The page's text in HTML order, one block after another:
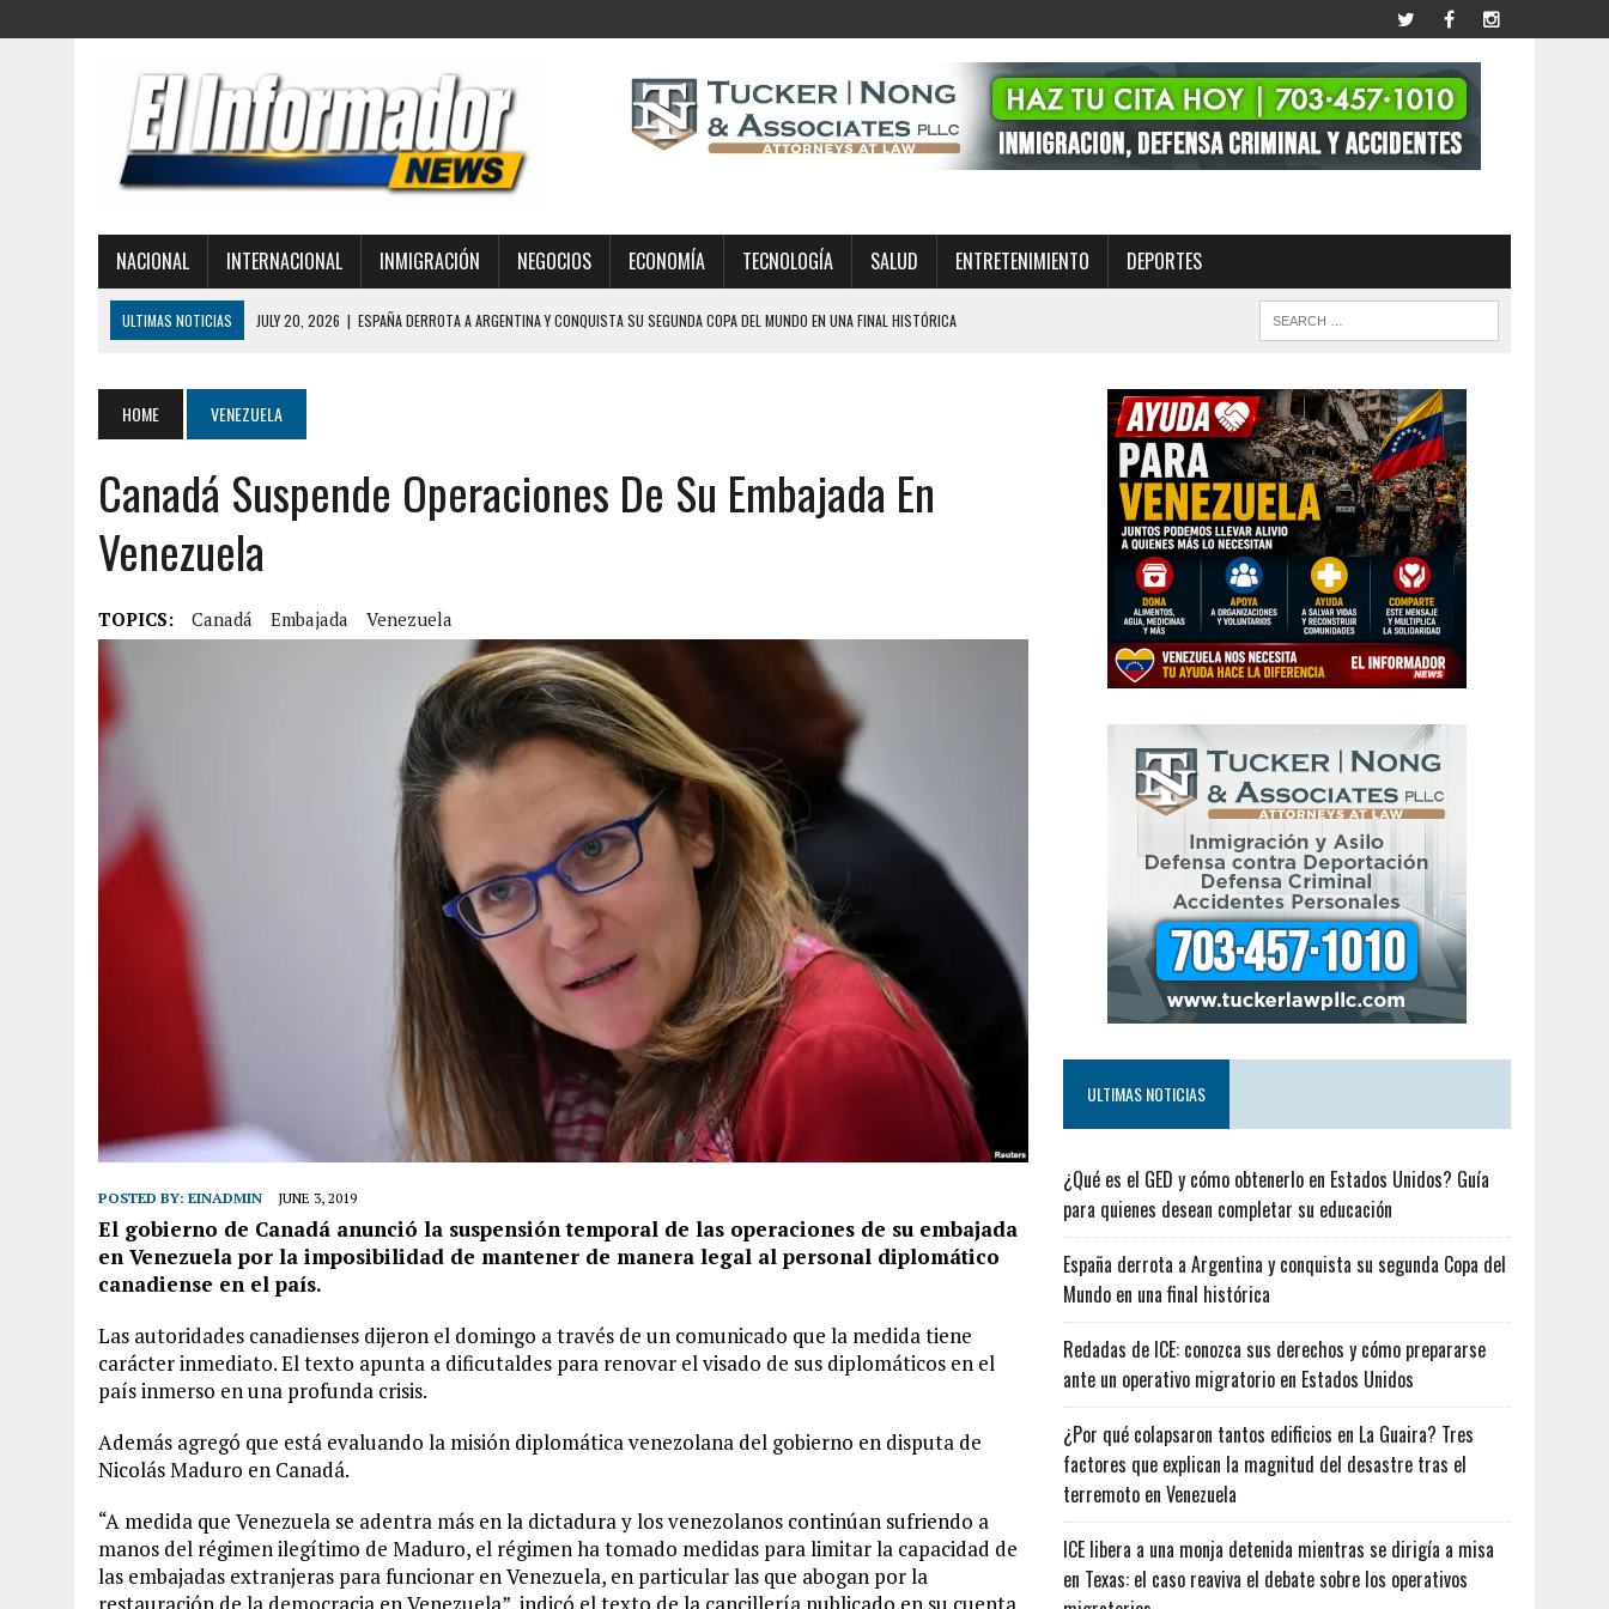
NACIONAL INTERNACIONAL INMIGRACIÓN NEGOCIOS ECONOMÍA TECNOLOGÍA SALUD ENTRETENIMIENTO DEPORTES
ULTIMAS NOTICIAS JULY 20, 2026 | ESPAÑA DERROTA A ARGENTINA Y CONQUISTA SU SEGUNDA COPA DEL MUNDO EN UNA FINAL HISTÓRICA
TERREMOTO EN VENEZUELA
ICE LIBERA A UNA MONJA DETENIDA MIENTRAS SE DIRIGÍA A MISA EN TEXAS: EL CASO REAVIVA EL DEBATE SOBRE LOS OPERATIVOS
MIGRATORIOS
JULY 1, 2026
LA CORTE SUPREMA REAFIRMA LA CIUDADANÍA POR NACIMIENTO EN ESTADOS UNIDOS: QUÉ SIGNIFICA EL FALLO PARA MILLONES DE
JULY 28, 2026 | ¿QUÉ ES EL GED Y CÓMO OBTENERLO EN ESTADOS UNIDOS? GUÍA PARA QUIENES DESEAN COMPLETAR SU EDUCACIÓN
HOME VENEZUELA
Canadá Suspende Operaciones De Su Embajada En
Venezuela
TOPICS: Canadá Embajada Venezuela
POSTED BY: EINADMIN JUNE 3, 2019
El gobierno de Canadá anunció la suspensión temporal de las operaciones de su embajada
en Venezuela por la imposibilidad de mantener de manera legal al personal diplomático
canadiense en el país.
Las autoridades canadienses dijeron el domingo a través de un comunicado que la medida tiene
carácter inmediato. El texto apunta a dificutaldes para renovar el visado de sus diplomáticos en el
país inmerso en una profunda crisis.
Además agregó que está evaluando la misión diplomática venezolana del gobierno en disputa de
Nicolás Maduro en Canadá.
“A medida que Venezuela se adentra más en la dictadura y los venezolanos continúan sufriendo a
manos del régimen ilegítimo de Maduro, el régimen ha tomado medidas para limitar la capacidad de
las embajadas extranjeras para funcionar en Venezuela, en particular las que abogan por la
restauración de la democracia en Venezuela”, indicó el texto de la cancillería publicado en su cuenta
ULTIMAS NOTICIAS
¿Qué es el GED y cómo obtenerlo en Estados Unidos? Guía
para quienes desean completar su educación
España derrota a Argentina y conquista su segunda Copa del
Mundo en una final histórica
Redadas de ICE: conozca sus derechos y cómo prepararse
ante un operativo migratorio en Estados Unidos
¿Por qué colapsaron tantos edificios en La Guaira? Tres
factores que explican la magnitud del desastre tras el
terremoto en Venezuela
ICE libera a una monja detenida mientras se dirigía a misa
en Texas: el caso reaviva el debate sobre los operativos